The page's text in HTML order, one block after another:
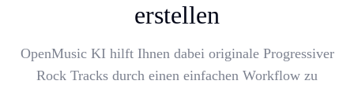
erstellen
OpenMusic KI hilft Ihnen dabei originale Progressiver
Rock Tracks durch einen einfachen Workflow zu